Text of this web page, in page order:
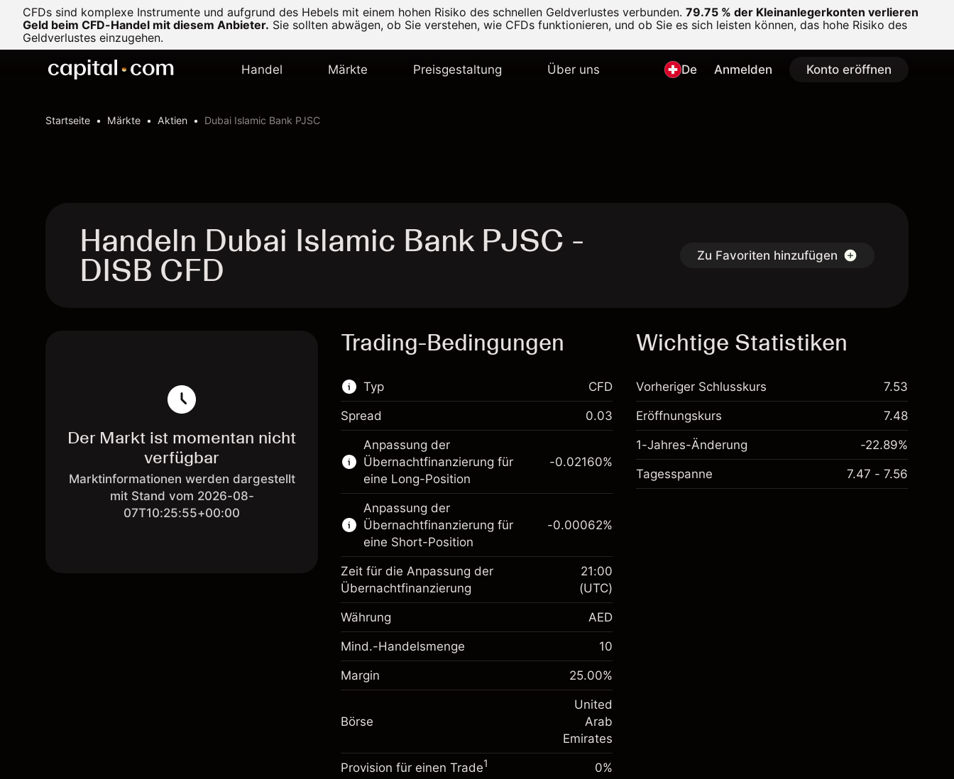
CFDs sind komplexe Instrumente und aufgrund des Hebels mit einem hohen Risiko des schnellen Geldverlustes verbunden. 79.75 % der Kleinanlegerkonten verlieren
Geld beim CFD-Handel mit diesem Anbieter. Sie sollten abwägen, ob Sie verstehen, wie CFDs funktionieren, und ob Sie es sich leisten können, das hohe Risiko des
Geldverlustes einzugehen.
Handel Märkte Preisgestaltung Über uns De Anmelden Konto eröffnen
Startseite Märkte Aktien Dubai Islamic Bank PJSC
Handeln Dubai Islamic Bank PJSC -
DISB CFD Zu Favoriten hinzufügen
Der Markt ist momentan nicht
verfügbar
Marktinformationen werden dargestellt
mit Stand vom 2026-08-
07T10:25:55+00:00
Trading-Bedingungen
Typ
Dieser Finanzmarkt steht für das CFD-Trading
zur Verfügung.
Erfahren Sie mehr über:
CFDs
CFD
Spread 0.03
Anpassung der
Übernachtfinanzierung für
eine Long-Position
Margin. Ihre Investition
AED 1,000.00
Anpassung der
Übernachtfinanzierung
Gebühren aus
fremdfinanzierten
-0.0216
Positionsgröße mit Hebelwirkung
Geld aus Hebelwirkung ~ $
AED 3,000.00
-0.02160%
Anpassung der
Übernachtfinanzierung für
eine Short-Position
Margin. Ihre Investition
AED 1,000.00
fremdfinanzierten
Positionswert
-0.000622
-0.00062%
Zeit für die Anpassung der
Übernachtfinanzierung
21:00
(UTC)
Währung AED
Mind.-Handelsmenge 10
Margin 25.00%
Börse
United
Arab
Emirates
Provision für einen Trade1 0%
Wichtige Statistiken
Vorheriger Schlusskurs 7.53
Eröffnungskurs 7.48
1-Jahres-Änderung -22.89%
Tagesspanne 7.47 - 7.56